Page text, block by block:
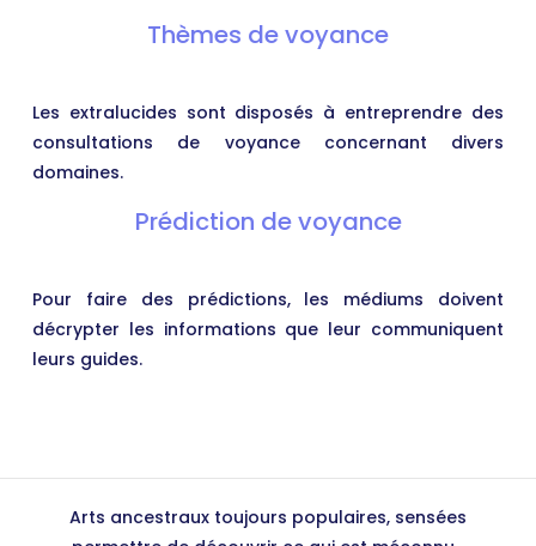
Thèmes de voyance
Les extralucides sont disposés à entreprendre des
consultations de voyance concernant divers
domaines.
Prédiction de voyance
Pour faire des prédictions, les médiums doivent
décrypter les informations que leur communiquent
leurs guides.
Arts ancestraux toujours populaires, sensées